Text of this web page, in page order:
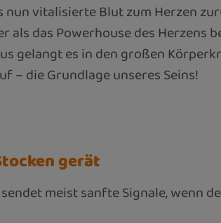
vitalisierte Blut zum Herzen
als das Powerhouse des
gelangt es in den großen
– die Grundlage unseres Seins!
gerät
meist sanfte Signale, wenn